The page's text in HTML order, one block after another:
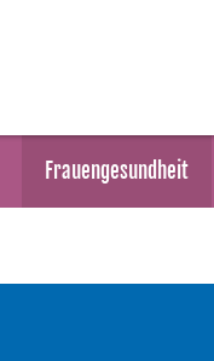
Frauengesundheit